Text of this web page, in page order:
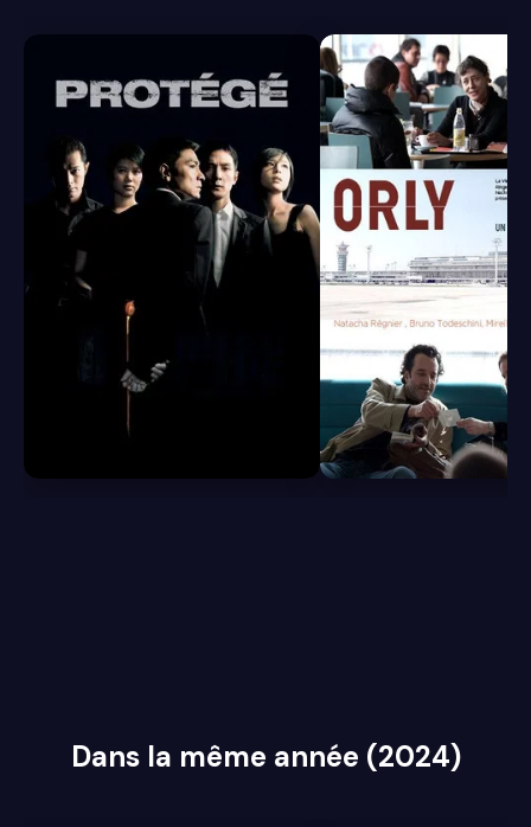
6.5
Dans la même année (2024)